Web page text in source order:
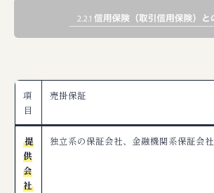
項
目
売掛保証
提
供
会
社
独立系の保証会社、金融機関系保証会